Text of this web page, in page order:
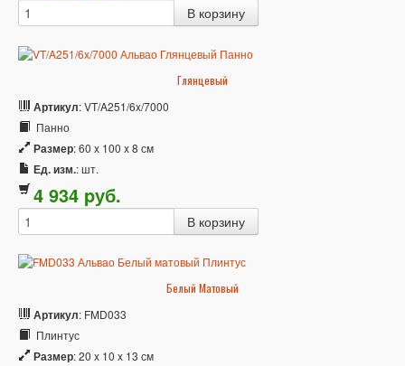
Глянцевый
Артикул: VT/A251/6x/7000
Панно
Размер: 60 x 100 x 8 см
Ед. изм.: шт.
4 934 pуб.
Белый Матовый
Артикул: FMD033
Плинтус
Размер: 20 x 10 x 13 см